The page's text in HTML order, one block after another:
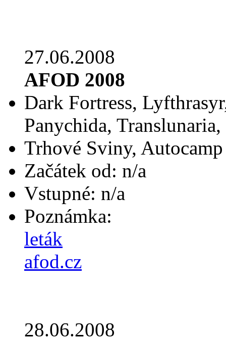
27.06.2008
AFOD 2008
Dark Fortress,
Panychida,
Trhové Sviny, Autocamp
Začátek od: n/a
Vstupné: n/a
Poznámka:
leták
afod.cz
28.06.2008